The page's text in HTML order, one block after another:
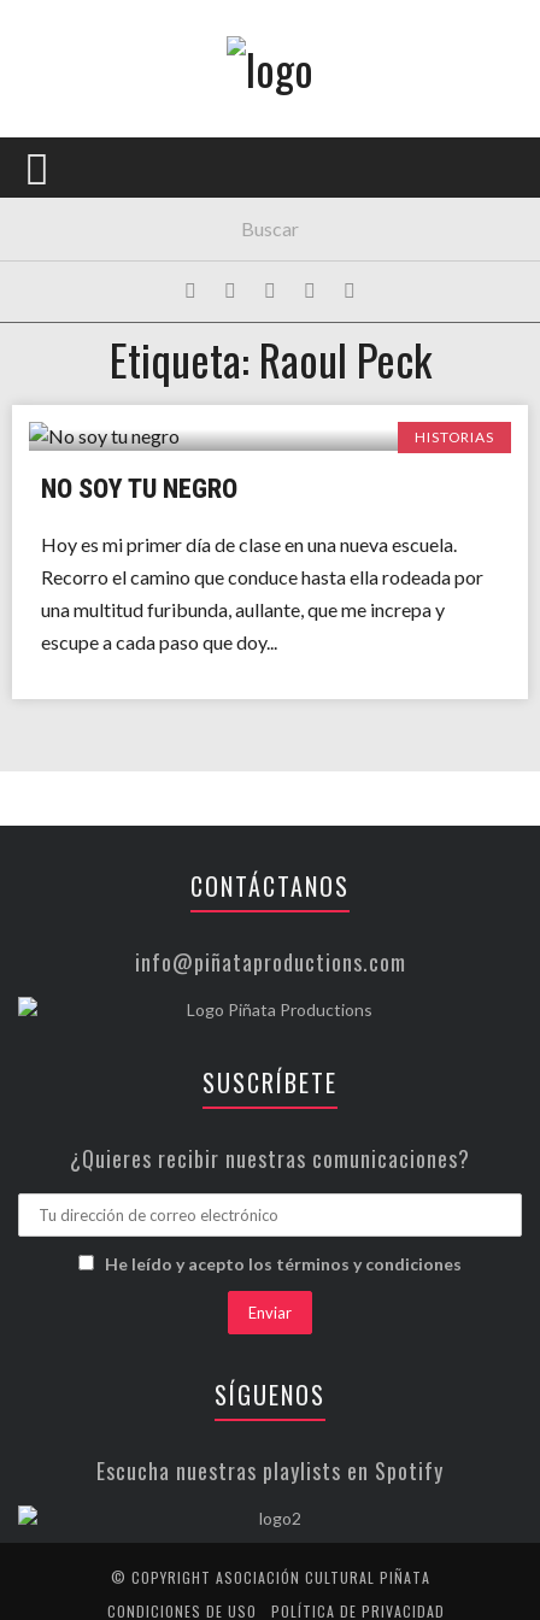
PORTADA
FESTIVALES
EXPOSICIONES
HISTORIAS
Etiqueta: Raoul Peck
HISTORIAS
NO SOY TU NEGRO
Hoy es mi primer día de clase en una nueva escuela.
Recorro el camino que conduce hasta ella rodeada por
una multitud furibunda, aullante, que me increpa y
escupe a cada paso que doy...
CONTÁCTANOS
info@piñataproductions.com
SUSCRÍBETE
¿Quieres recibir nuestras comunicaciones?
He leído y acepto los términos y condiciones
SÍGUENOS
Escucha nuestras playlists en Spotify
© COPYRIGHT ASOCIACIÓN CULTURAL PIÑATA
CONDICIONES DE USO
POLÍTICA DE PRIVACIDAD